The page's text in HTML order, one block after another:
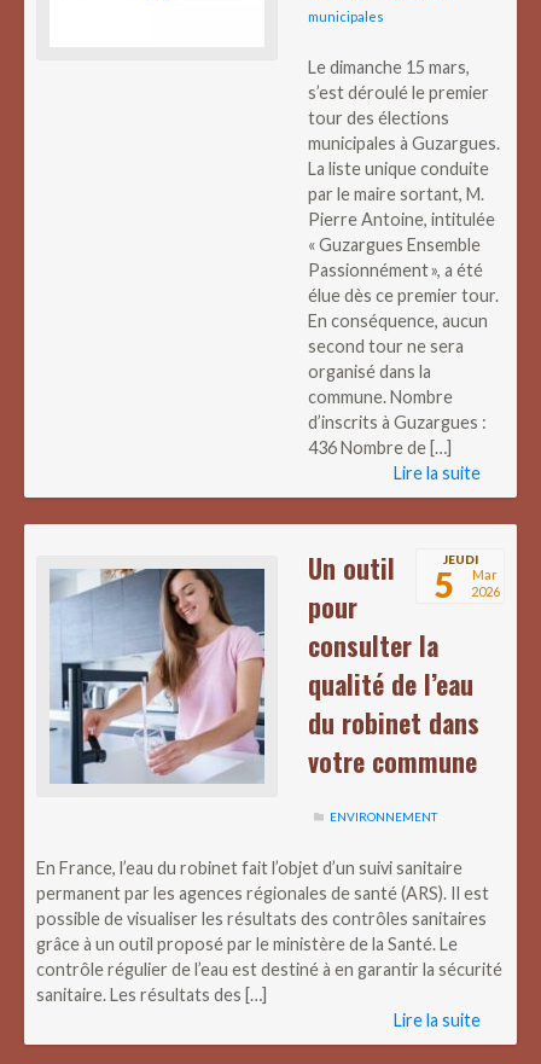
municipales
Le dimanche 15 mars,
s’est déroulé le premier
tour des élections
municipales à Guzargues.
La liste unique conduite
par le maire sortant, M.
Pierre Antoine, intitulée
« Guzargues Ensemble
Passionnément », a été
élue dès ce premier tour.
En conséquence, aucun
second tour ne sera
organisé dans la
commune. Nombre
d’inscrits à Guzargues :
436 Nombre de […]
Lire la suite
JEUDI
5
Mar
2026
Un outil
pour
consulter la
qualité de l’eau
du robinet dans
votre commune
ENVIRONNEMENT
En France, l’eau du robinet fait l’objet d’un suivi sanitaire
permanent par les agences régionales de santé (ARS). Il est
possible de visualiser les résultats des contrôles sanitaires
grâce à un outil proposé par le ministère de la Santé. Le
contrôle régulier de l’eau est destiné à en garantir la sécurité
sanitaire. Les résultats des […]
Lire la suite